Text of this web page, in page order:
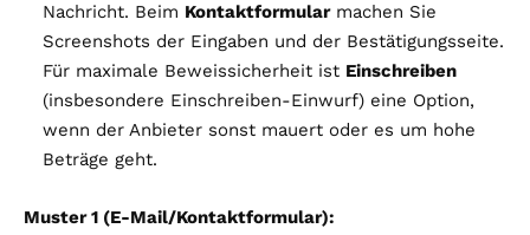
Nachricht. Beim Kontaktformularmachen Sie
Screenshots der Eingaben und der Bestätigungsseite.
Für maximale Beweissicherheit ist Einschreiben
(insbesondere Einschreiben-Einwurf) eine Option,
wenn der Anbieter sonst mauert oder es um hohe
Beträge geht.
Muster 1 (E-Mail/Kontaktformular):